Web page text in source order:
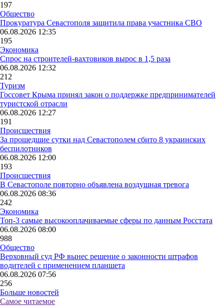
197
Общество
Прокуратура Севастополя защитила права участника СВО
06.08.2026 12:35
195
Экономика
Спрос на строителей-вахтовиков вырос в 1,5 раза
06.08.2026 12:32
212
Туризм
Госсовет Крыма принял закон о поддержке предпринимателей
туристской отрасли
06.08.2026 12:27
191
Происшествия
За прошедшие сутки над Севастополем сбито 8 украинских
беспилотников
06.08.2026 12:00
193
Происшествия
В Севастополе повторно объявлена воздушная тревога
06.08.2026 08:36
242
Экономика
Топ-3 самые высокооплачиваемые сферы по данным Росстата
06.08.2026 08:00
988
Общество
Верховный суд РФ вынес решение о законности штрафов
водителей с применением планшета
06.08.2026 07:56
256
Больше новостей
Самое читаемое